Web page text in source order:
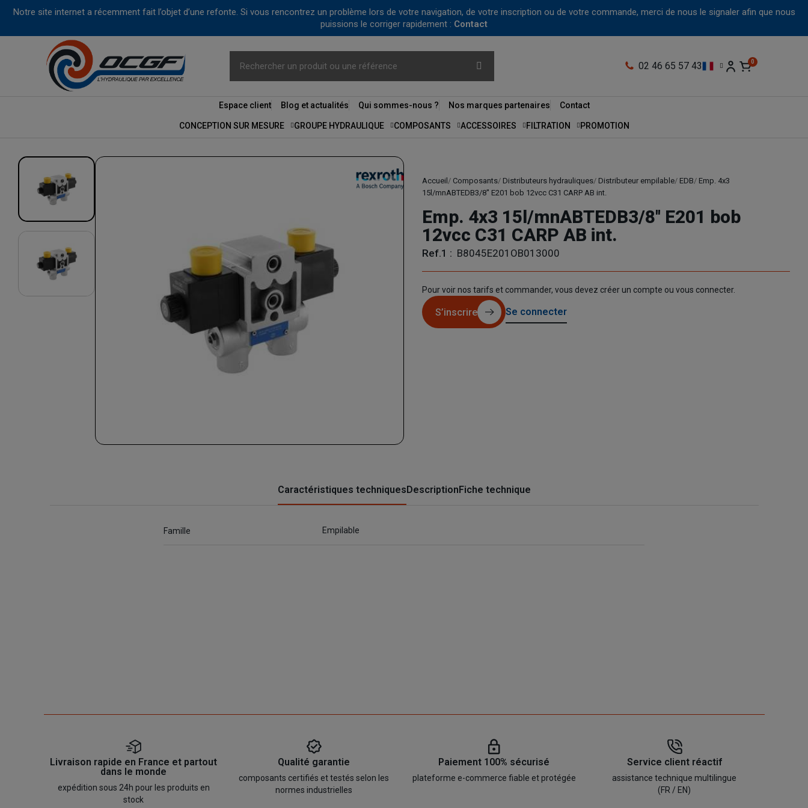
Notre site internet a récemment fait l’objet d’une refonte. Si vous rencontrez un problème lors de votre navigation, de votre inscription ou de votre commande, merci de nous le signaler afin que nous
puissions le corriger rapidement : Contact
02 46 65 57 43
Espace client Blog et actualités Qui sommes-nous ? Nos marques partenaires Contact
CONCEPTION SUR MESURE GROUPE HYDRAULIQUE COMPOSANTS ACCESSOIRES FILTRATION PROMOTION
Accueil Composants Distributeurs hydrauliques Distributeur empilable EDB
Emp. 4x3
15l/mnABTEDB3/8'' E201 bob 12vcc C31 CARP AB int.
Emp. 4x3 15l/mnABTEDB3/8'' E201 bob
12vcc C31 CARP AB int.
Ref.1 : B8045E201OB013000
Pour voir nos tarifs et commander, vous devez créer un compte ou vous connecter.
S’inscrire Se connecter
Caractéristiques techniquesDescriptionFiche technique
Famille Empilable
Livraison rapide en France et partout
dans le monde
expédition sous 24h pour les produits en
stock
Qualité garantie
composants certifiés et testés selon les
normes industrielles
Paiement 100% sécurisé
plateforme e-commerce fiable et protégée
Service client réactif
assistance technique multilingue
(FR / EN)